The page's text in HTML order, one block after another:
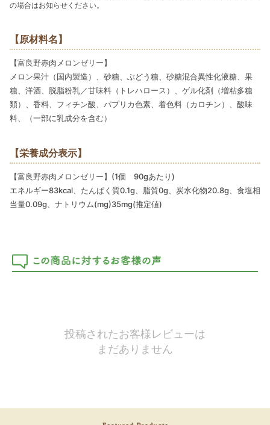
の場合はお知らせください。
【原材料名】
【富良野赤肉メロンゼリー】
メロン果汁（国内製造）、砂糖、ぶどう糖、砂糖混合異性化液糖、果
糖、洋酒、脱脂粉乳／甘味料（トレハロース）、ゲル化剤（増粘多糖
類）、香料、フィチン酸、パプリカ色素、着色料（カロチン）、酸味
料、（一部に乳成分を含む）
【栄養成分表示】
【富良野赤肉メロンゼリー】(1個 90gあたり)
エネルギー83kcal、たんぱく質0.1g、脂質0g、炭水化物20.8g、食塩相
当量0.09g、ナトリウム(mg)35mg(推定値)
投稿されたお客様レビューは
まだありません